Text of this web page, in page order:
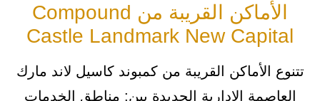
الأماكن القريبة من Compound
Castle Landmark New Capital
تتنوع الأماكن القريبة من كمبوند كاسيل لاند مارك
العاصمة الإدارية الجديدة بين: مناطق الخدمات